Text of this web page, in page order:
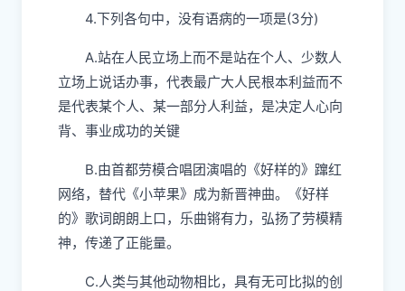
4.下列各句中，没有语病的一项是(3分)
A.站在人民立场上而不是站在个人、少数人
立场上说话办事，代表最广大人民根本利益而不
是代表某个人、某一部分人利益，是决定人心向
背、事业成功的关键
B.由首都劳模合唱团演唱的《好样的》蹿红
网络，替代《小苹果》成为新晋神曲。《好样
的》歌词朗朗上口，乐曲锵有力，弘扬了劳模精
神，传递了正能量。
C.人类与其他动物相比，具有无可比拟的创